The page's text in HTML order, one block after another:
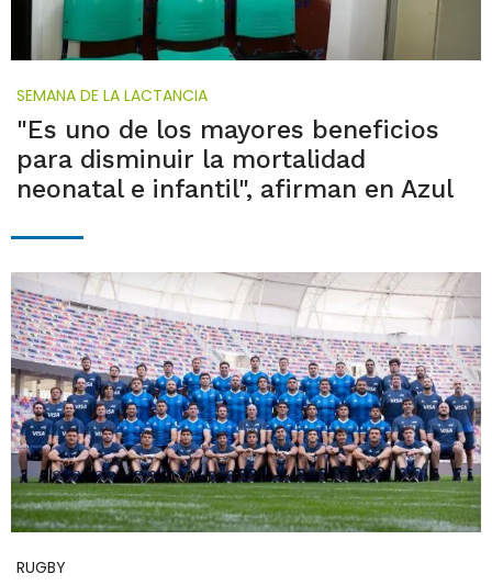
SEMANA DE LA LACTANCIA
"Es uno de los mayores beneficios
para disminuir la mortalidad
neonatal e infantil", afirman en Azul
RUGBY